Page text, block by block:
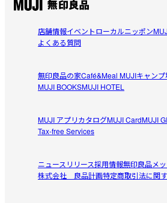
ume
140cmXS
こども用だと派手な柄やいかにもこ
買ってよかったです。
参考になった（1人）
すべてのレビューを見る
店舗情報イベントローカルニッポン
よくある質問
無印良品の家Café&Meal MUJIキャンプ
MUJI BOOKSMUJI HOTEL
MUJI アプリカタログMUJI CardMUJI
Tax-free Services
ニュースリリース採用情報無印良品メ
株式会社 良品計画特定商取引法に関